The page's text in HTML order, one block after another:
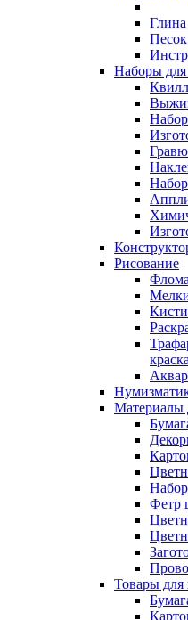
Наборы для
Рисование
Материалы
Фетр
Товары для